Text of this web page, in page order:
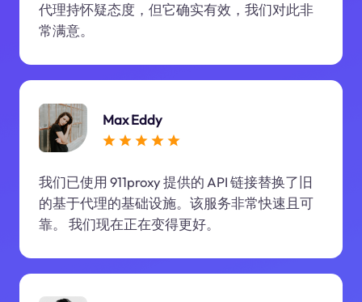
代理持怀疑态度，但它确实有效，我们对此非
常满意。
Max Eddy
我们已使用 911proxy 提供的 API 链接替换了旧
的基于代理的基础设施。该服务非常快速且可
靠。 我们现在正在变得更好。